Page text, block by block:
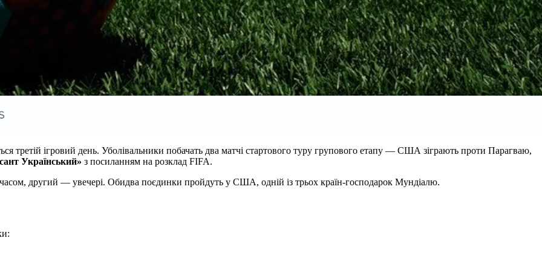
третій ігровий день. Уболівальники побачать два матчі стартового туру групового етапу — США зіграють проти Парагваю,
Український» з посиланням на розклад FIFA.
другий — увечері. Обидва поєдинки пройдуть у США, одній із трьох країн-господарок Мундіалю.